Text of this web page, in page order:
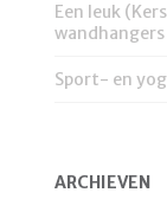
Een leuk
wandhangers
Sport- en
ARCHIEVEN